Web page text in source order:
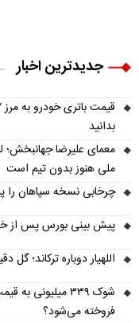
جدیدترین اخبار
بدانید
ملی هنوز بدون تیم است
چرخابی نسخه سپاهان را
پیش‌ بینی بورس پس از خروج ۶.۸ همت پول؛ اصلاح
اللهیار دوباره ترکاند؛ گل دقیقه ۹۰ ستاره ایرانی و صدرنشینی
شوک ۳۳۹
فروخته می‌شود؟